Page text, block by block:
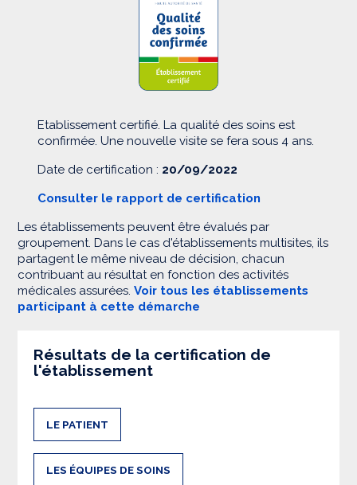
Etablissement certifié. La qualité des soins est
confirmée. Une nouvelle visite se fera sous 4 ans.
Date de certification : 20/09/2022
Consulter le rapport de certification
Les établissements peuvent être évalués par
groupement. Dans le cas d'établissements multisites, ils
partagent le même niveau de décision, chacun
contribuant au résultat en fonction des activités
médicales assurées. Voir tous les établissements
participant à cette démarche
Résultats de la certification de
l'établissement
LE PATIENT
LES ÉQUIPES DE SOINS